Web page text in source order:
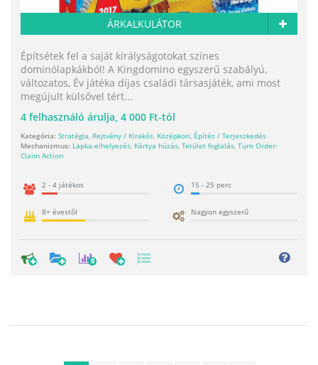
ÁRKALKULÁTOR
Építsétek fel a saját királyságotokat színes
dominólapkákból! A Kingdomino egyszerű szabályú,
változatos, Év játéka díjas családi társasjáték, ami most
megújult külsővel tért...
4 felhasználó árulja, 4 000 Ft-tól
Kategória: Stratégia, Rejtvény / Kirakós, Középkori, Építés / Terjeszkedés
Mechanizmus: Lapka-elhelyezés, Kártya húzás, Terület foglalás, Turn Order:
Claim Action
2 - 4 játékos 15 - 25 perc
8+ évestől Nagyon egyszerű
0